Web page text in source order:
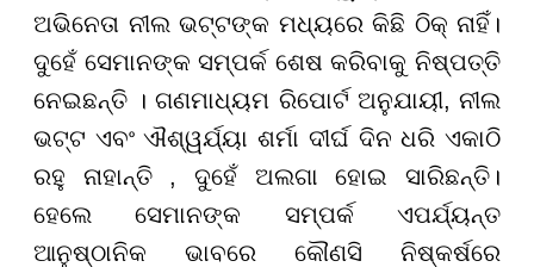
ଅଭିନେତା ନୀଲ ଭଟ୍ଟଙ୍କ ମଧ୍ୟରେ କିଛି ଠିକ୍ ନାହିଁ।
ଦୁହେଁ ସେମାନଙ୍କ ସମ୍ପର୍କ ଶେଷ କରିବାକୁ ନିଷ୍ପତ୍ତି
ନେଇଛନ୍ତି । ଗଣମାଧ୍ୟମ ରିପୋର୍ଟ ଅନୁଯାୟୀ, ନୀଲ
ଭଟ୍ଟ ଏବଂ ଐଶ୍ୱର୍ଯ୍ୟା ଶର୍ମା ଦୀର୍ଘ ଦିନ ଧରି ଏକାଠି
ରହୁ ନାହାନ୍ତି , ଦୁହେଁ ଅଲଗା ହୋଇ ସାରିଛନ୍ତି।
ହେଲେ ସେମାନଙ୍କ ସମ୍ପର୍କ ଏପର୍ଯ୍ୟନ୍ତ
ଆନୁଷ୍ଠାନିକ ଭାବରେ କୌଣସି ନିଷ୍କର୍ଷରେ